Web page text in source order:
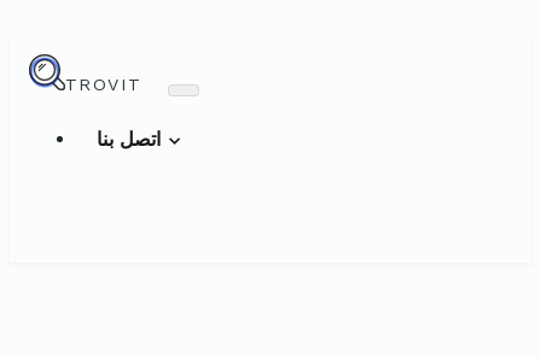
TROVIT